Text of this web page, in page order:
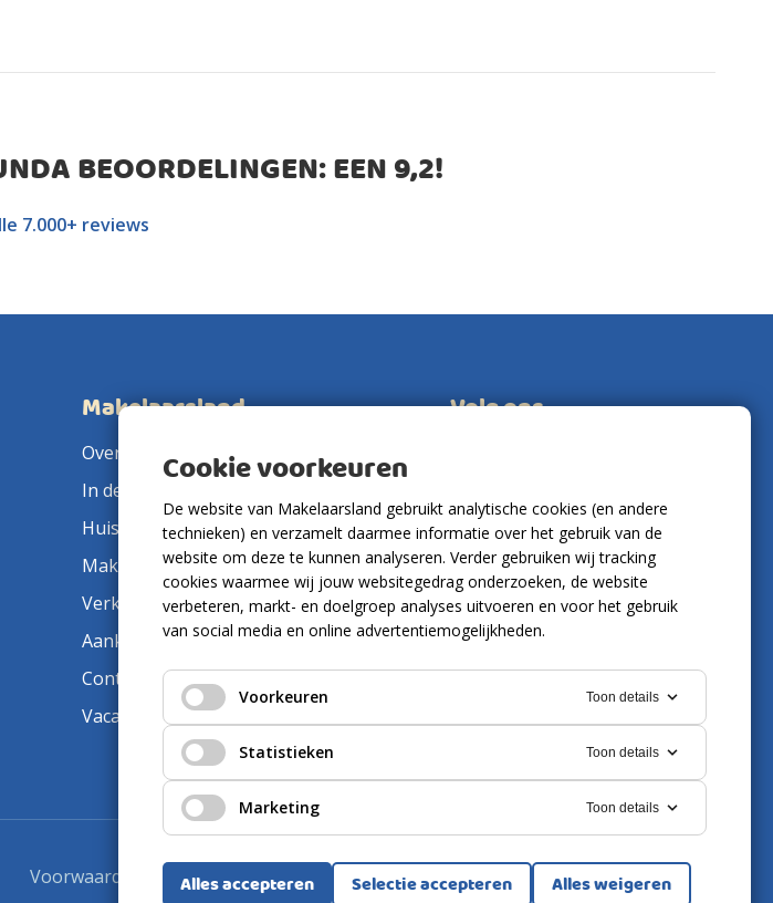
BEOORDELINGEN: EEN9,2!
7.000+ reviews
Makelaarsland
Over ons
In de pers
Huis verkopen
Makelaar in de buurt
Verkoopmakelaar
Aankoopmakelaar
Contact
Vacatures
Volg ons
Voorwaarden Privacyverklaring Cookies
Cookie voorkeuren
De website van Makelaarsland gebruikt analytische cookies (en andere
technieken) en verzamelt daarmee informatie over het gebruik van de
website om deze te kunnen analyseren. Verder gebruiken wij tracking
cookies waarmee wij jouw websitegedrag onderzoeken, de website
verbeteren, markt- en doelgroep analyses uitvoeren en voor het gebruik
van social media en online advertentiemogelijkheden.
Voorkeuren Toon details
Statistieken Toon details
Marketing Toon details
Alles accepteren Selectie accepteren Alles weigeren